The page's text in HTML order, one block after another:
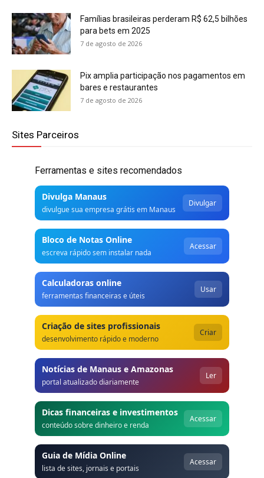
Famílias brasileiras perderam R$ 62,5 bilhões
para bets em 2025
7 de agosto de 2026
Pix amplia participação nos pagamentos em
bares e restaurantes
7 de agosto de 2026
Sites Parceiros
Ferramentas e sites recomendados
Divulga Manaus
divulgue sua empresa grátis em Manaus
Divulgar
Bloco de Notas Online
escreva rápido sem instalar nada
Acessar
Calculadoras online
ferramentas financeiras e úteis
Usar
Criação de sites profissionais
desenvolvimento rápido e moderno
Criar
Notícias de Manaus e Amazonas
portal atualizado diariamente
Ler
Dicas financeiras e investimentos
conteúdo sobre dinheiro e renda
Acessar
Guia de Mídia Online
lista de sites, jornais e portais
Acessar